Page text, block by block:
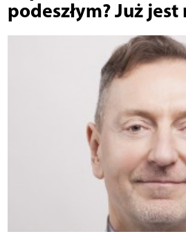
podeszłym? Już